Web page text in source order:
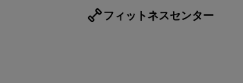
フィットネスセンター